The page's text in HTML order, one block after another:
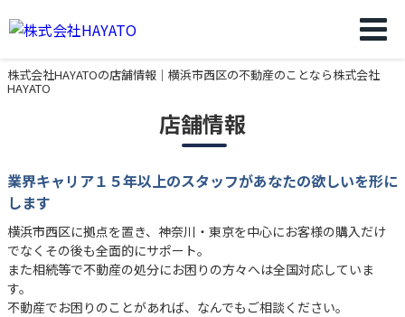
株式会社HAYATOの店舗情報｜横浜市西区の不動産のことなら株式会社
HAYATO
店舗情報
業界キャリア１５年以上のスタッフがあなたの欲しいを形に
します
横浜市西区に拠点を置き、神奈川・東京を中心にお客様の購入だけ
でなくその後も全面的にサポート。
また相続等で不動産の処分にお困りの方々へは全国対応していま
す。
不動産でお困りのことがあれば、なんでもご相談ください。